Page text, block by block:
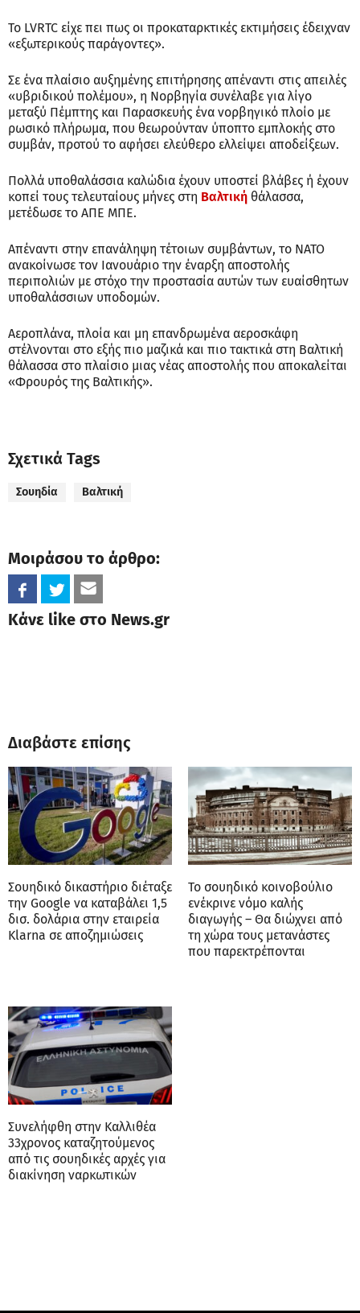
Το LVRTC είχε πει πως οι προκαταρκτικές εκτιμήσεις έδειχναν
«εξωτερικούς παράγοντες».
Σε ένα πλαίσιο αυξημένης επιτήρησης απέναντι στις απειλές
«υβριδικού πολέμου», η Νορβηγία συνέλαβε για λίγο
μεταξύ Πέμπτης και Παρασκευής ένα νορβηγικό πλοίο με
ρωσικό πλήρωμα, που θεωρούνταν ύποπτο εμπλοκής στο
συμβάν, προτού το αφήσει ελεύθερο ελλείψει αποδείξεων.
Πολλά υποθαλάσσια καλώδια έχουν υποστεί βλάβες ή έχουν
κοπεί τους τελευταίους μήνες στη Βαλτική θάλασσα,
μετέδωσε το ΑΠΕ ΜΠΕ.
Απέναντι στην επανάληψη τέτοιων συμβάντων, το NATO
ανακοίνωσε τον Ιανουάριο την έναρξη αποστολής
περιπολιών με στόχο την προστασία αυτών των ευαίσθητων
υποθαλάσσιων υποδομών.
Αεροπλάνα, πλοία και μη επανδρωμένα αεροσκάφη
στέλνονται στο εξής πιο μαζικά και πιο τακτικά στη Βαλτική
θάλασσα στο πλαίσιο μιας νέας αποστολής που αποκαλείται
«Φρουρός της Βαλτικής».
Σχετικά Tags
Σουηδία Βαλτική
Μοιράσου το άρθρο:
Κάνε like στο News.gr
Διαβάστε επίσης
Σουηδικό δικαστήριο διέταξε
την Google να καταβάλει 1,5
δισ. δολάρια στην εταιρεία
Klarna σε αποζημιώσεις
Το σουηδικό κοινοβούλιο
ενέκρινε νόμο καλής
διαγωγής – Θα διώχνει από
τη χώρα τους μετανάστες
που παρεκτρέπονται
Συνελήφθη στην Καλλιθέα
33χρονος καταζητούμενος
από τις σουηδικές αρχές για
διακίνηση ναρκωτικών